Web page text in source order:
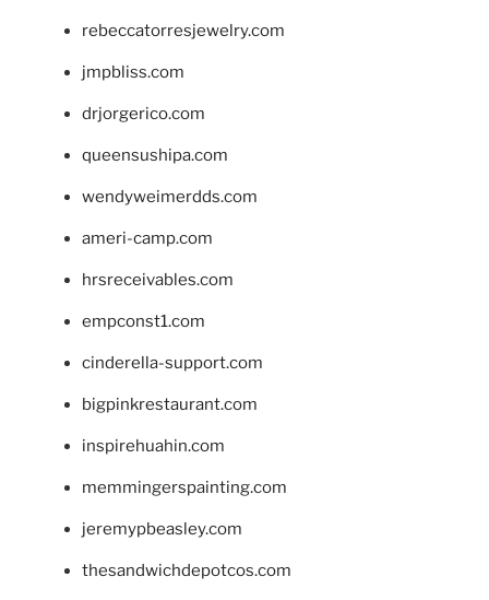
rebeccatorresjewelry.com
jmpbliss.com
drjorgerico.com
queensushipa.com
wendyweimerdds.com
ameri-camp.com
hrsreceivables.com
empconst1.com
cinderella-support.com
bigpinkrestaurant.com
inspirehuahin.com
memmingerspainting.com
jeremypbeasley.com
thesandwichdepotcos.com